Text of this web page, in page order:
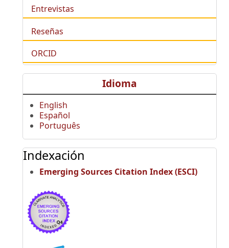
Entrevistas
Reseñas
ORCID
Idioma
English
Español
Português
Indexación
Emerging Sources Citation Index (ESCI)